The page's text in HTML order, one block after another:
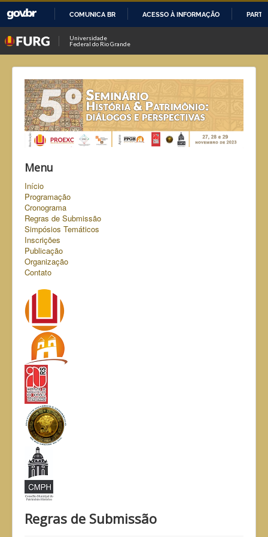
O
CONTEÚDO
COMUNICA BR ACESSO À INFORMAÇÃO
Universidade
Federal do Rio Grande
Menu
Início
Programação
Cronograma
Regras de Submissão
Simpósios Temáticos
Inscrições
Publicação
Organização
Contato
Regras de Submissão